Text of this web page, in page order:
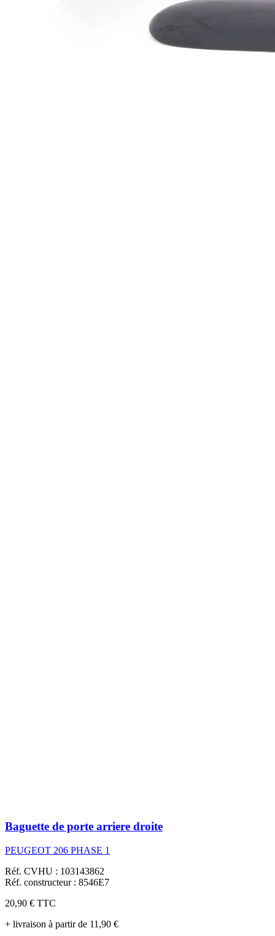
Baguette de porte arriere droite
PEUGEOT 206 PHASE 1
Réf. CVHU : 103143862
Réf. constructeur : 8546E7
20,90 € TTC
+ livraison à partir de 11,90 €